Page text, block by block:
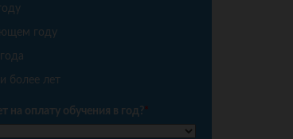
году
более лет
на оплату обучения в год?*